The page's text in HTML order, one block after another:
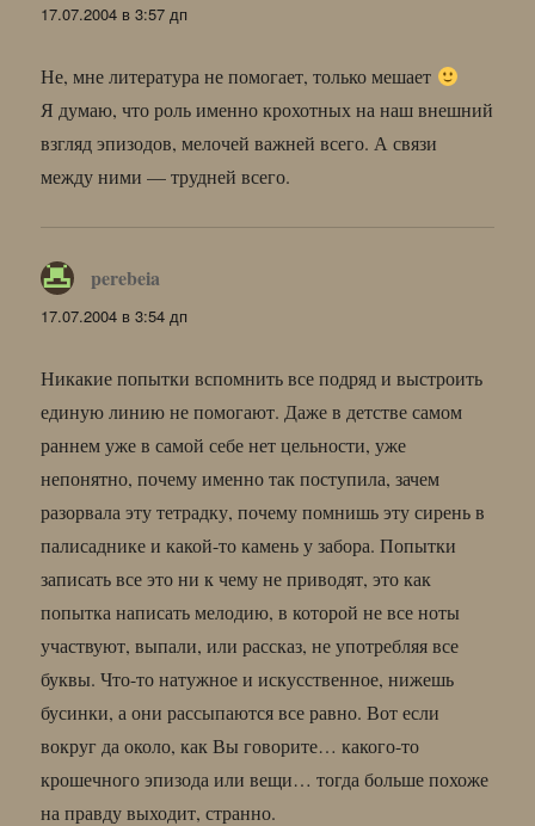
17.07.2004 в 3:57 дп
Не, мне литература не помогает, только мешает
Я думаю, что роль именно крохотных на наш внешний
взгляд эпизодов, мелочей важней всего. А связи
между ними — трудней всего.
perebeia
17.07.2004 в 3:54 дп
Никакие попытки вспомнить все подряд и выстроить
единую линию не помогают. Даже в детстве самом
раннем уже в самой себе нет цельности, уже
непонятно, почему именно так поступила, зачем
разорвала эту тетрадку, почему помнишь эту сирень в
палисаднике и какой-то камень у забора. Попытки
записать все это ни к чему не приводят, это как
попытка написать мелодию, в которой не все ноты
участвуют, выпали, или рассказ, не употребляя все
буквы. Что-то натужное и искусственное, нижешь
бусинки, а они рассыпаются все равно. Вот если
вокруг да около, как Вы говорите… какого-то
крошечного эпизода или вещи… тогда больше похоже
на правду выходит, странно.